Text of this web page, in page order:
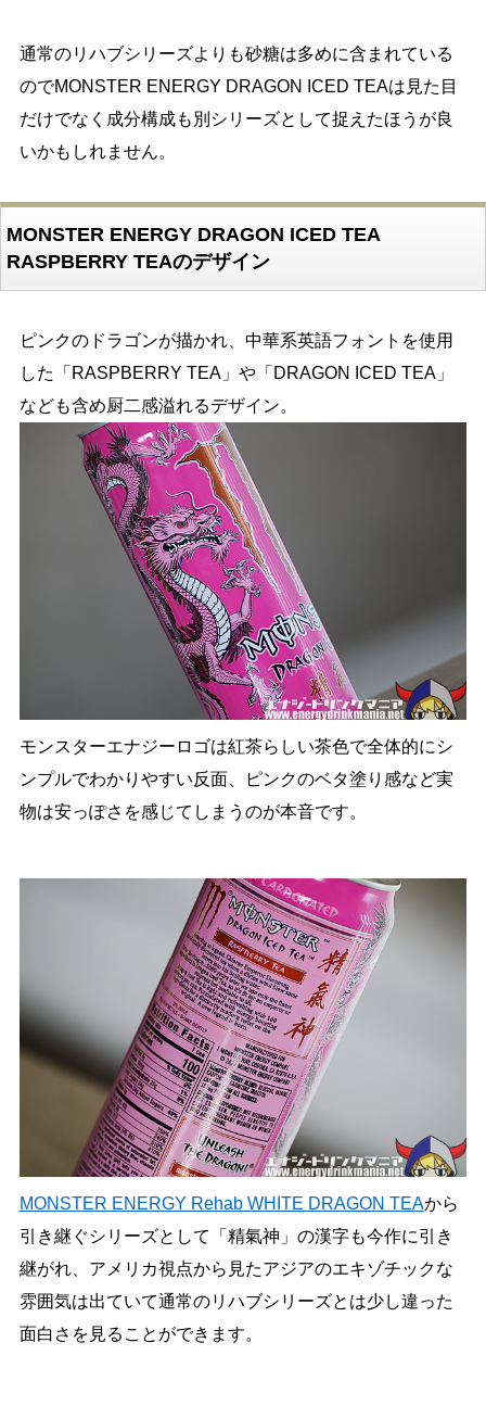
通常のリハブシリーズよりも砂糖は多めに含まれている
のでMONSTER ENERGY DRAGON ICED TEAは見た目
だけでなく成分構成も別シリーズとして捉えたほうが良
いかもしれません。
MONSTER ENERGY DRAGON ICED TEA
RASPBERRY TEAのデザイン
ピンクのドラゴンが描かれ、中華系英語フォントを使用
した「RASPBERRY TEA」や「DRAGON ICED TEA」
なども含め厨二感溢れるデザイン。
モンスターエナジーロゴは紅茶らしい茶色で全体的にシ
ンプルでわかりやすい反面、ピンクのベタ塗り感など実
物は安っぽさを感じてしまうのが本音です。
MONSTER ENERGY Rehab WHITE DRAGON TEAから
引き継ぐシリーズとして「精氣神」の漢字も今作に引き
継がれ、アメリカ視点から見たアジアのエキゾチックな
雰囲気は出ていて通常のリハブシリーズとは少し違った
面白さを見ることができます。